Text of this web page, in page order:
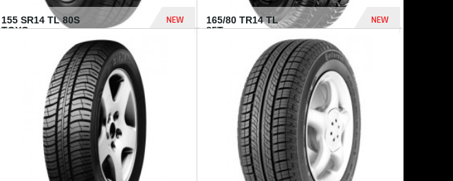
155 SR14 TL 80S
TOYO...
NEW
165/80 TR14 TL
85T...
NEW
458 Dhs